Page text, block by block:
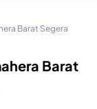
Barat Segera
Barat